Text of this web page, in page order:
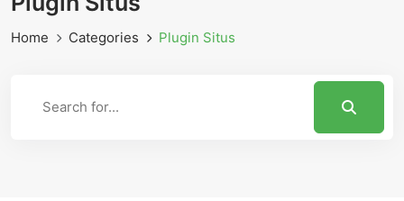
Home Categories Plugin Situs